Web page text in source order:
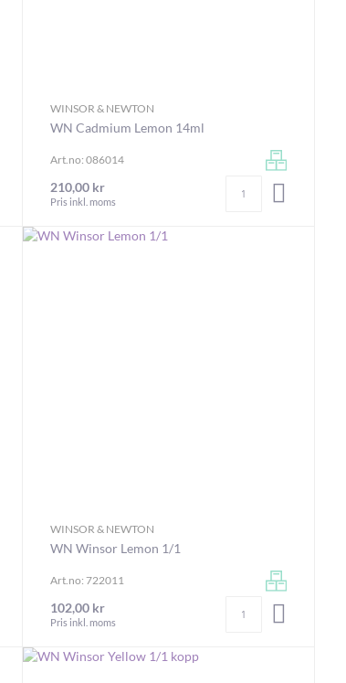
LÄGG I VARUKORGEN
WINSOR & NEWTON
WN Cadmium Lemon 14ml
Art.no: 086014
210,00 kr
Pris inkl. moms
LÄGG I VARUKORGEN
WINSOR & NEWTON
WN Winsor Lemon 1/1
Art.no: 722011
102,00 kr
Pris inkl. moms